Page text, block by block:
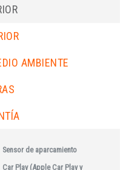
AMBIENTE
Sensor de aparcamiento
Car Play (Apple Car Play y